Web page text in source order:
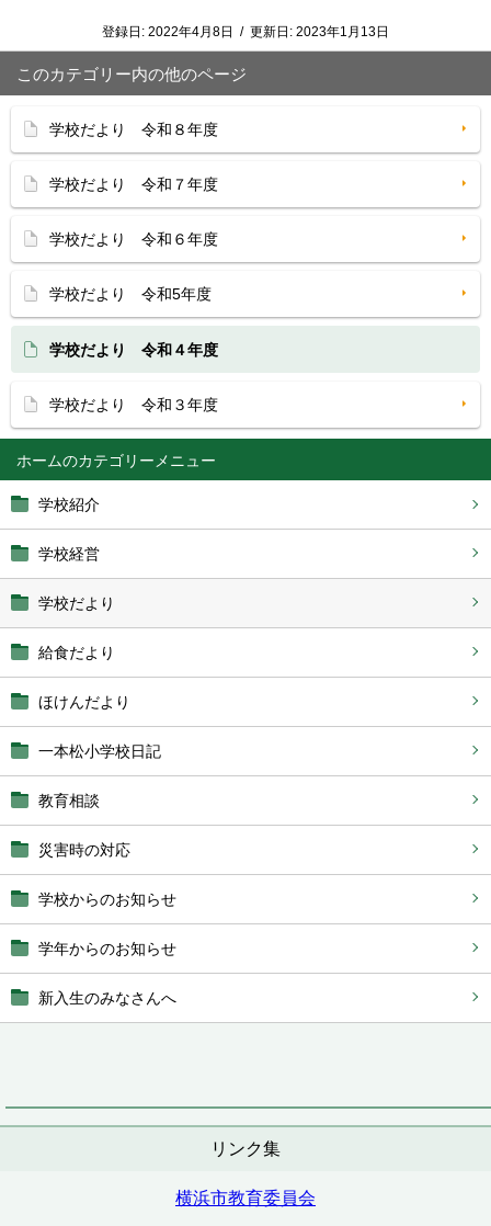
ホーム
学校紹介
学校経営
学校だより
給食だより
ほけんだより
一本松小学校日記
教育相談
災害時の対応
学校からのお知らせ
学年からのお知らせ
新入生のみなさんへ
リンク集
横浜市教育委員会
登録日: 2022年4月8日 / 更新日: 2023年1月13日
このカテゴリー内の他のページ
学校だより 令和８年度
学校だより 令和７年度
学校だより 令和６年度
学校だより 令和5年度
学校だより 令和４年度
学校だより 令和３年度